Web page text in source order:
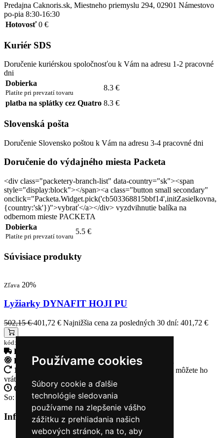
Používame cookies
Súbory cookie a ďalšie
technológie sledovania
používame na zlepšenie vášho
zážitku z prehliadania našich
webových stránok, na to, aby
Predajna Caknoris.sk, Miestneho priemyslu 294, 02901 Námestovo
po-pia 8:30-16:30
Hotovosť 0 €
Kuriér SDS
Doručenie kuriérskou spoločnosťou k Vám na adresu 1-2 pracovné
dni
Dobierka
Platíte pri prevzatí tovaru
8.3 €
platba na splátky cez Quatro 8.3 €
Slovenská pošta
Doručenie Slovensko poštou k Vám na adresu 3-4 pracovné dni
Doručenie do výdajného miesta Packeta
<div class="packetery-branch-list" data-country="sk"><span
style="display:block"></span><a class="button small secondary"
onclick="Packeta.Widget.pick('cb503368815bbf14',initZasielkovna,
{country:'sk'})">vybrať</a></div> vyzdvihnutie balíka na
odbernom mieste PACKETA
Dobierka
Platíte pri prevzatí tovaru
5.5 €
Súvisiace produkty
Zľava 20%
Lyžiarky DYNAFIT HOJI PU
502,15 €401,72 € Najnižšia cena za posledných 30 dní: 401,72 €
kód:61906_5330
Doprava zadarmo
Rýchle dodanieTovar Vám odošleme do 24 hodín
14 Dní na vrátenie tovaru
Ak Vám tovar nesadne, môžete ho
vrátiť
Otvorené celý týždeňPo - pia: 8:30 - 16:30
So: 9:00 - 12:00
Informácie+
O nás